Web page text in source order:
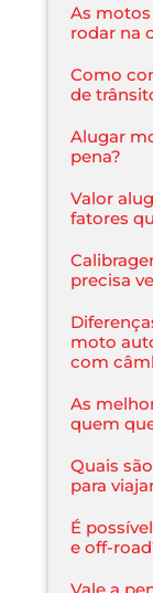
As
rodar na
Como
de
Alugar
pena?
Valor
fatores
precisa
moto
com
As
quem
Quais
para
É
e off-